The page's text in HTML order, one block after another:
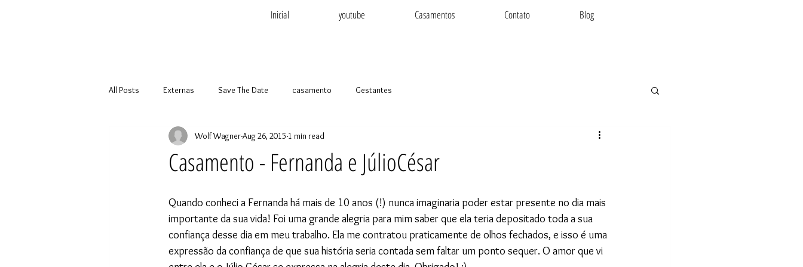
Inicial youtube Casamentos Contato Blog
All Posts Externas Save The Date casamento Gestantes
Casamento - Fernanda e JúlioCésar
Wolf WagnerAug 26, 2015 1 min read
Quando conheci a Fernanda há mais de 10 anos (!) nunca imaginaria poder estar presente no dia mais
importante da sua vida! Foi uma grande alegria para mim saber que ela teria depositado toda a sua
confiança desse dia em meu trabalho. Ela me contratou praticamente de olhos fechados, e isso é uma
expressão da confiança de que sua história seria contada sem faltar um ponto sequer. O amor que vi